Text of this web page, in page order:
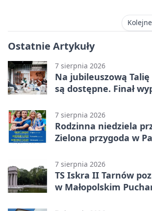
Ostatnie Artykuły
7 sierpnia 2026
Na jubileuszową
są dostępne. Finał
7 sierpnia 2026
Rodzinna niedziela
Zielona przygoda w
7 sierpnia 2026
TS Iskra II Tarnów
w Małopolskim